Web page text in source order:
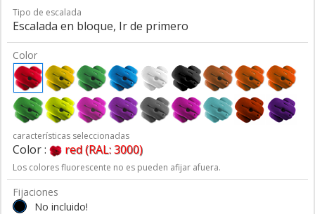
Tipo de escalada
Escalada en bloque, Ir de primero
Color
características seleccionadas
Color : red (RAL: 3000)
Los colores fluorescente no es pueden afijar afuera.
Fijaciones
No incluido!